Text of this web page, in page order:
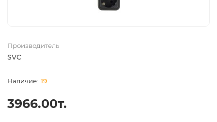
Производитель
SVC
19
3966.00т.